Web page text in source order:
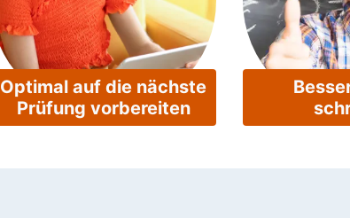
Optimal auf die nächste
Prüfung vorbereiten